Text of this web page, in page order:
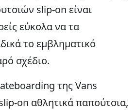
slip-on είναι
εύκολα να τα
το εμβληματικό
σχέδιο.
της Vans
on αθλητικά παπούτσια,